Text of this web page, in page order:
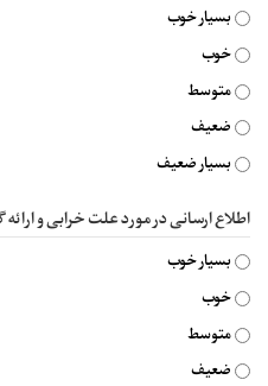
بسیار خوب
خوب
متوسط
ضعیف
بسیار ضعیف
اطلاع ارسانی در مورد علت خرابی و
بسیار خوب
خوب
متوسط
ضعیف